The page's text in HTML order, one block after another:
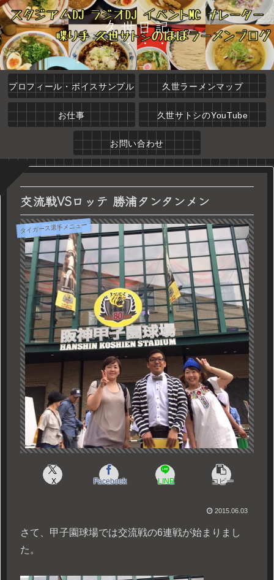
久世日記
プロフィール・ボイスサンプル 久世ラーメンマップ
お仕事 久世サトシのYouTube
お問い合わせ
交流戦VSロッテ 勝浦タンタンメン
タイガース選手メニュー
X Facebook LINE コピー
2015.06.03
さて、甲子園球場では交流戦の6連戦が始まりまし
た。